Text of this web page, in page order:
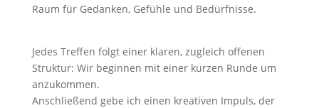
Raum für Gedanken, Gefühle und Bedürfnisse.
Jedes Treffen folgt einer klaren, zugleich offenen
Struktur: Wir beginnen mit einer kurzen Runde um
anzukommen.
Anschließend gebe ich einen kreativen Impuls, der